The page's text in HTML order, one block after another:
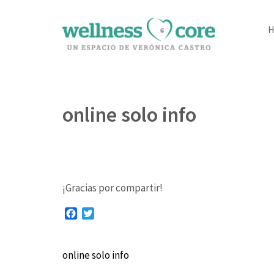
online solo info
¡Gracias por compartir!
Facebook
online solo info